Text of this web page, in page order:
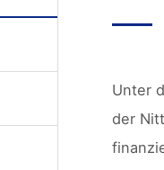
Unter
der